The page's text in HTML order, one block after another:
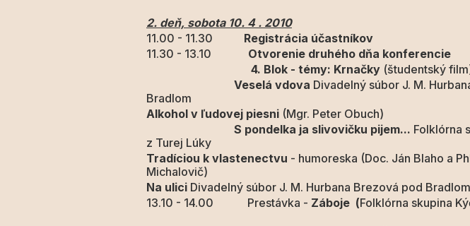
2. deň, sobota 10. 4 . 2010
11.00 - 11.30 Registrácia účastníkov
11.30 - 13.10 Otvorenie druhého dňa konferencie
4. Blok - témy: Krnačky (študentský
Veselá vdova Divadelný súbor J. M.
Bradlom
Alkohol v ľudovej piesni (Mgr. Peter Obuch)
S pondelka ja slivovičku pijem... Folklórna
z Turej Lúky
Tradíciou k vlastenectvu - humoreska (Doc. Ján Blaho a
Michalovič)
Na ulici Divadelný súbor J. M. Hurbana Brezová pod Bradlom
13.10 - 14.00 Prestávka - Záboje (Folklórna skupina